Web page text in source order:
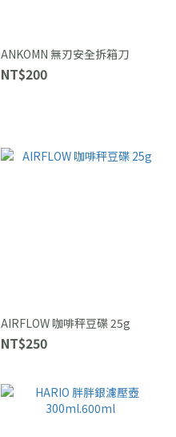
ANKOMN 無刃安全拆箱刀
NT$200
AIRFLOW 咖啡秤豆碟 25g
NT$250